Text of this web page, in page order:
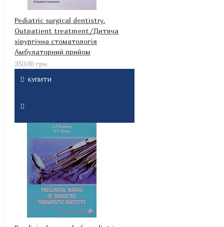
Pediatric surgical dentistry.
Outpatient treatment/Дитяча
хірургічна стоматологія
Амбулаторний прийом
350.00 грн.
КУПИТИ